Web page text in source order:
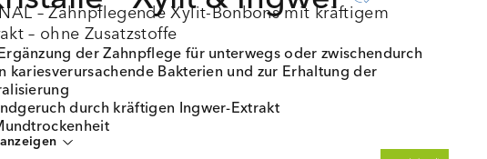
– Zahnpflegende Xylit-Bonbons mit kräftigem
– ohne Zusatzstoffe
der Zahnpflege für unterwegs oder zwischendurch
kariesverursachende Bakterien und zur Erhaltung der
durch kräftigen Ingwer-Extrakt
und optimale Effekte durch innovatives, patentiertes